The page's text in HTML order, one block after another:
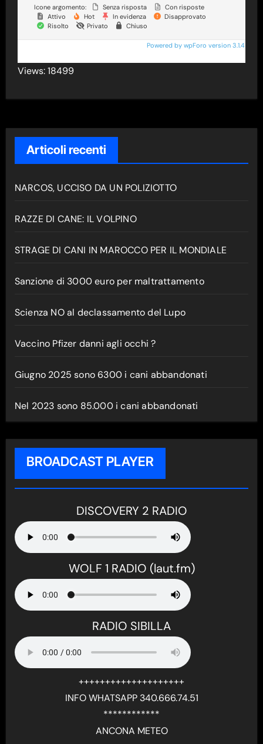
Icone argomento: Senza risposta
Con risposte
Attivo
Hot In evidenza
Disapprovato
Risolto
Privato Chiuso
Powered by wpForo version 3.1.4
Views: 18499
Articoli recenti
NARCOS, UCCISO DA UN POLIZIOTTO
RAZZE DI CANE: IL VOLPINO
STRAGE DI CANI IN MAROCCO PER IL MONDIALE
Sanzione di 3000 euro per maltrattamento
Scienza NO al declassamento del Lupo
Vaccino Pfizer danni agli occhi ?
Giugno 2025 sono 6300 i cani abbandonati
Nel 2023 sono 85.000 i cani abbandonati
BROADCAST PLAYER
DISCOVERY 2 RADIO
WOLF 1 RADIO (laut.fm)
RADIO SIBILLA
++++++++++++++++++++
INFO WHATSAPP 340.666.74.51
************
ANCONA METEO